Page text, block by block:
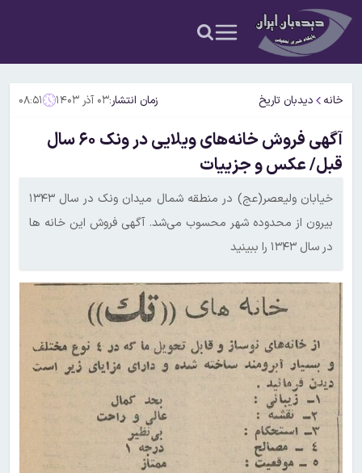
خانه دیدبان تاریخ زمان انتشار:۰۳ آذر ۱۴۰۳ ۰۸:۵۱
آگهی فروش خانه‌های ویلایی در ونک ۶۰ سال
قبل/ عکس و جزییات
خیابان ولیعصر(عج) در منطقه شمال میدان ونک در سال ۱۳۴۳
بیرون از محدوده شهر محسوب می‌شد. آگهی فروش این خانه ها
در سال ۱۳۴۳ را ببینید